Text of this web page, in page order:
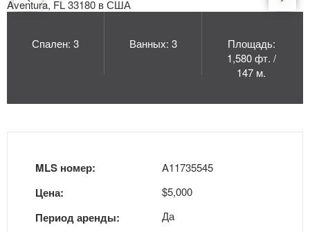
Спален: 3 Ванных: 3
Площадь:
1,580 фт. /
147 м.
MLS номер:
Цена:
Период аренды:
A11735545
$5,000
Да